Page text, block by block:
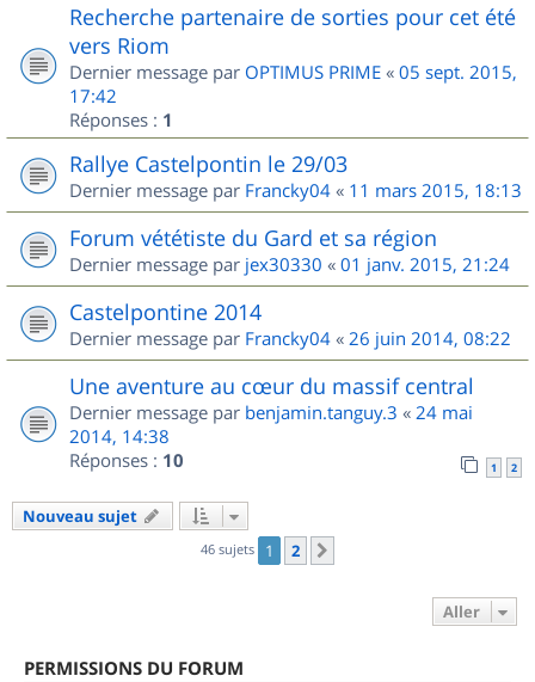
Recherche partenaire de sorties pour cet été
vers Riom
Dernier message par OPTIMUS PRIME « 05 sept. 2015,
17:42
Réponses : 1
Rallye Castelpontin le 29/03
Dernier message par Francky04 « 11 mars 2015, 18:13
Forum vététiste du Gard et sa région
Dernier message par jex30330 « 01 janv. 2015, 21:24
Castelpontine 2014
Dernier message par Francky04 « 26 juin 2014, 08:22
Une aventure au cœur du massif central
Dernier message par benjamin.tanguy.3 « 24 mai
2014, 14:38
Réponses : 10 1 2
Nouveau sujet
46 sujets 1 2
Aller
PERMISSIONS DU FORUM